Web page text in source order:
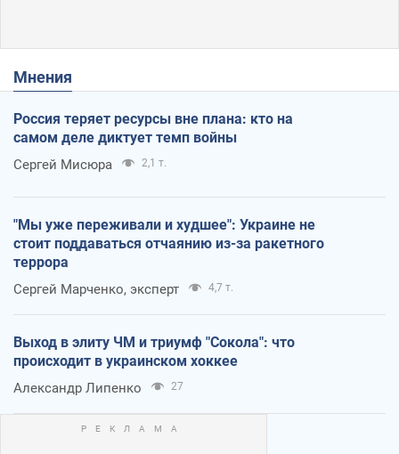
Мнения
Россия теряет ресурсы вне плана: кто на
самом деле диктует темп войны
Сергей Мисюра 2,1 т.
"Мы уже переживали и худшее": Украине не
стоит поддаваться отчаянию из-за ракетного
террора
Сергей Марченко, эксперт 4,7 т.
Выход в элиту ЧМ и триумф "Сокола": что
происходит в украинском хоккее
Александр Липенко 27